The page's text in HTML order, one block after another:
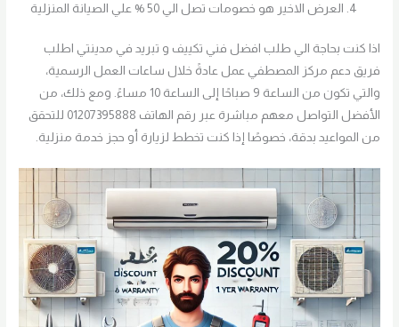
العرض الاخير هو خصومات تصل الي 50 % علي الصيانة المنزلية
اذا كنت بحاجة الي طلب افضل فني تكييف و تبريد في مدينتي اطلب
فريق دعم مركز المصطفي عمل عادةً خلال ساعات العمل الرسمية،
والتي تكون من الساعة 9 صباحًا إلى الساعة 10 مساءً. ومع ذلك، من
الأفضل التواصل معهم مباشرة عبر رقم الهاتف 01207395888 للتحقق
من المواعيد بدقة، خصوصًا إذا كنت تخطط لزيارة أو حجز خدمة منزلية.